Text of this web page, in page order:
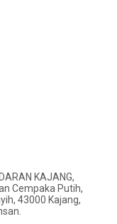
KAJANG,
Cempaka Putih,
43000 Kajang,